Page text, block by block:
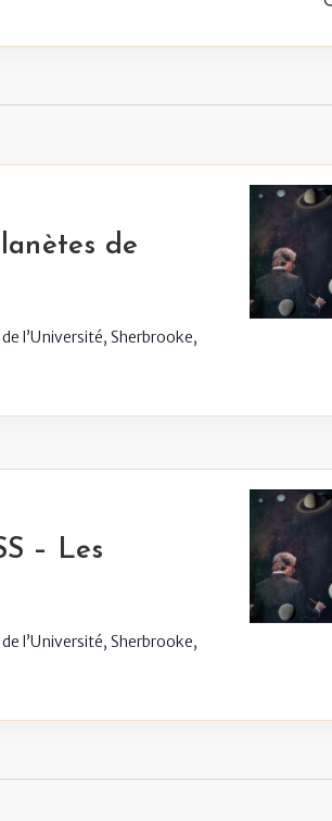
de
l’Université, Sherbrooke,
– Les
l’Université, Sherbrooke,